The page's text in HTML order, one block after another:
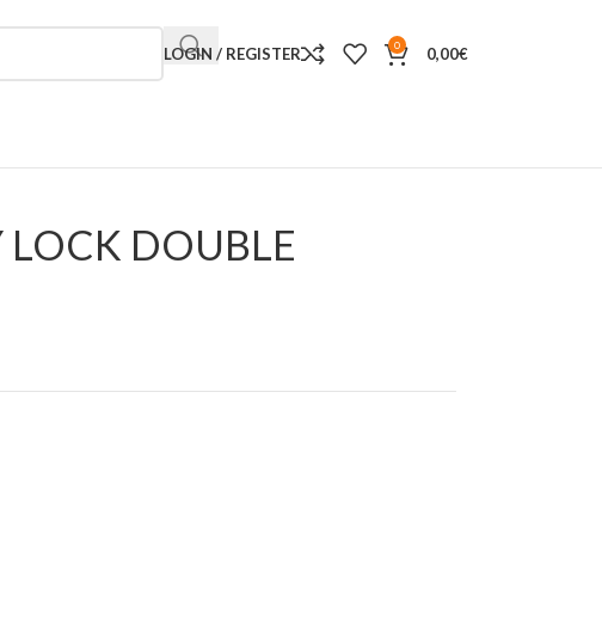
LOGIN / REGISTER 0 0,00€
DOUBLE